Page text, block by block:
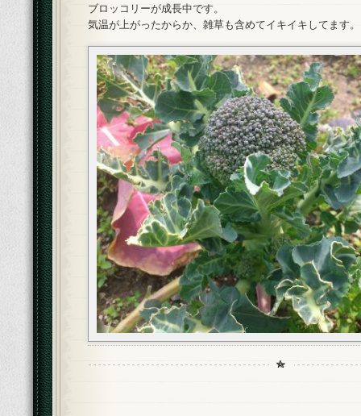
ブロッコリーが成長中です。
気温が上がったからか、雑草も含めてイキイキしてます。